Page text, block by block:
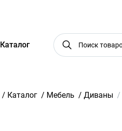
Каталог
/ Каталог / Мебель / Диваны /